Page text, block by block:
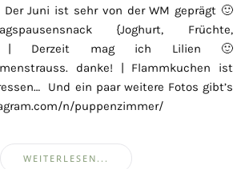
Juni ist sehr von der WM geprägt 🙂
{Joghurt, Früchte,
| Derzeit mag ich Lilien 🙂
danke! | Flammkuchen ist
Und ein paar weitere Fotos gibt’s
n/puppenzimmer/
WEITERLESEN...